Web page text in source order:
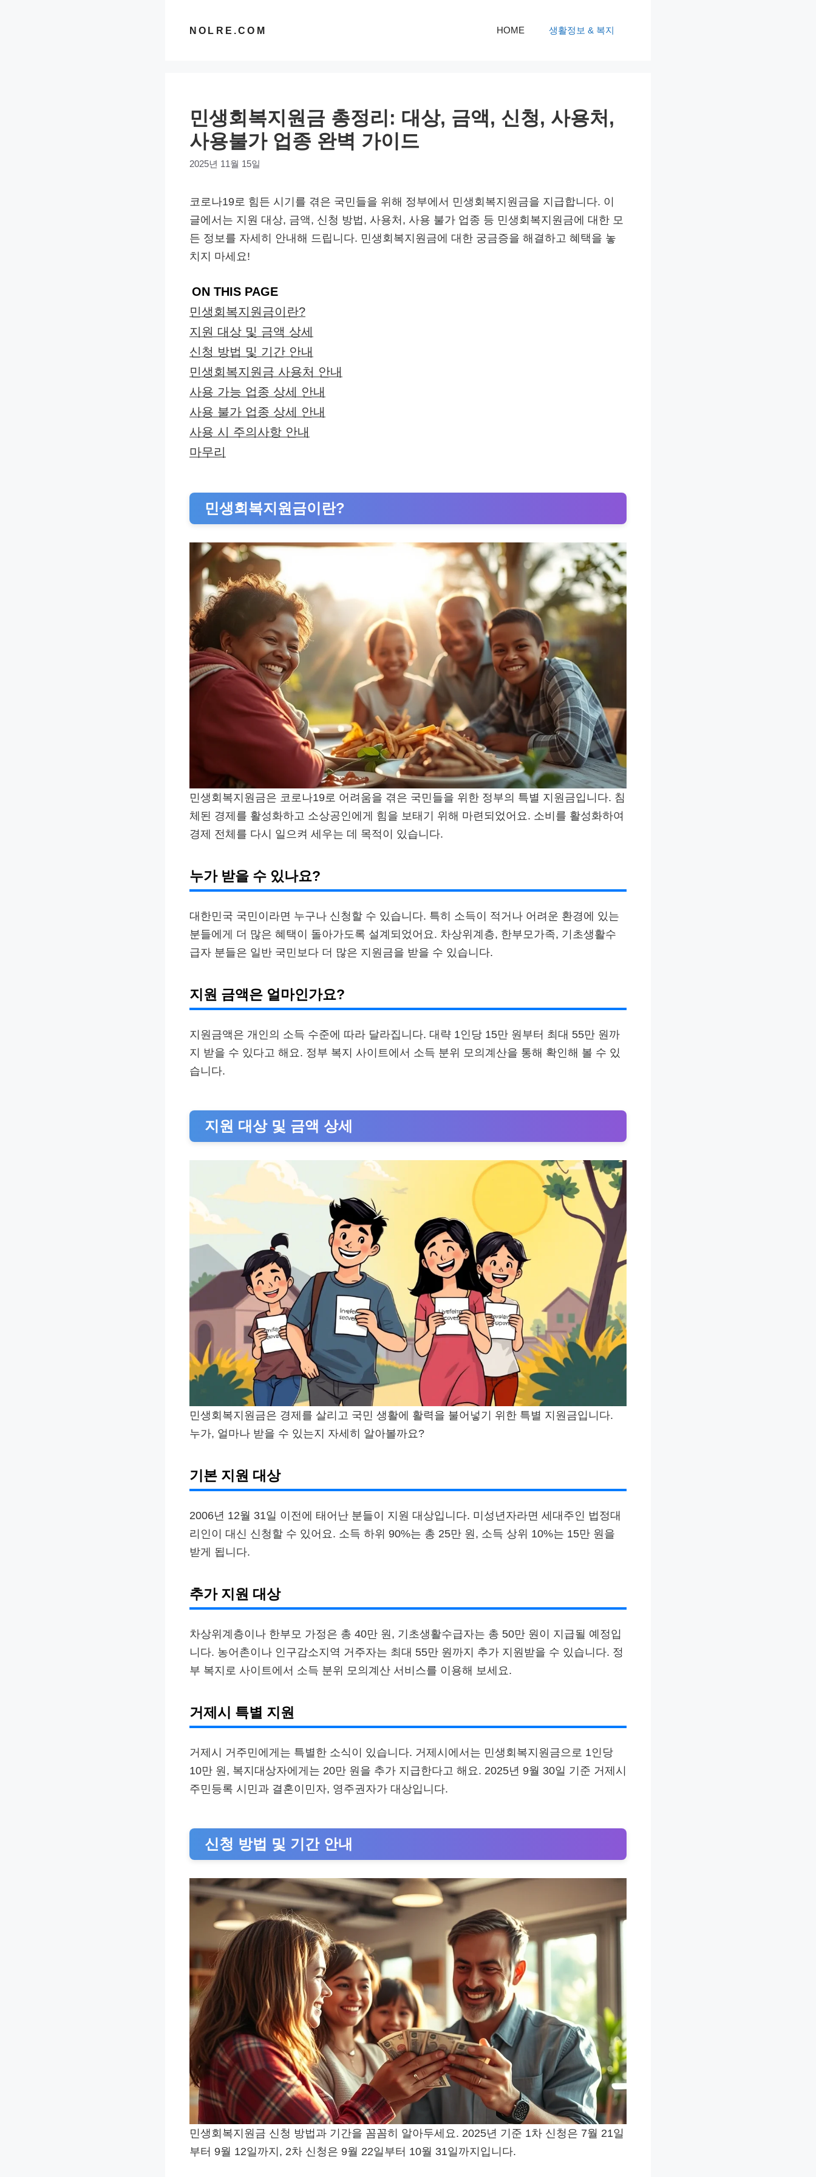
NOLRE.COM HOME 생활정보 & 복지
민생회복지원금 총정리: 대상, 금액, 신청, 사용처,
사용불가 업종 완벽 가이드
2025년 11월 15일
코로나19로 힘든 시기를 겪은 국민들을 위해 정부에서 민생회복지원금을 지급합니다. 이
글에서는 지원 대상, 금액, 신청 방법, 사용처, 사용 불가 업종 등 민생회복지원금에 대한 모
든 정보를 자세히 안내해 드립니다. 민생회복지원금에 대한 궁금증을 해결하고 혜택을 놓
치지 마세요!
ON THIS PAGE
민생회복지원금이란?
지원 대상 및 금액 상세
신청 방법 및 기간 안내
민생회복지원금 사용처 안내
사용 가능 업종 상세 안내
사용 불가 업종 상세 안내
사용 시 주의사항 안내
마무리
민생회복지원금이란?
민생회복지원금은 코로나19로 어려움을 겪은 국민들을 위한 정부의 특별 지원금입니다. 침
체된 경제를 활성화하고 소상공인에게 힘을 보태기 위해 마련되었어요. 소비를 활성화하여
경제 전체를 다시 일으켜 세우는 데 목적이 있습니다.
누가 받을 수 있나요?
대한민국 국민이라면 누구나 신청할 수 있습니다. 특히 소득이 적거나 어려운 환경에 있는
분들에게 더 많은 혜택이 돌아가도록 설계되었어요. 차상위계층, 한부모가족, 기초생활수
급자 분들은 일반 국민보다 더 많은 지원금을 받을 수 있습니다.
지원 금액은 얼마인가요?
지원금액은 개인의 소득 수준에 따라 달라집니다. 대략 1인당 15만 원부터 최대 55만 원까
지 받을 수 있다고 해요. 정부 복지 사이트에서 소득 분위 모의계산을 통해 확인해 볼 수 있
습니다.
지원 대상 및 금액 상세
민생회복지원금은 경제를 살리고 국민 생활에 활력을 불어넣기 위한 특별 지원금입니다.
누가, 얼마나 받을 수 있는지 자세히 알아볼까요?
기본 지원 대상
2006년 12월 31일 이전에 태어난 분들이 지원 대상입니다. 미성년자라면 세대주인 법정대
리인이 대신 신청할 수 있어요. 소득 하위 90%는 총 25만 원, 소득 상위 10%는 15만 원을
받게 됩니다.
추가 지원 대상
차상위계층이나 한부모 가정은 총 40만 원, 기초생활수급자는 총 50만 원이 지급될 예정입
니다. 농어촌이나 인구감소지역 거주자는 최대 55만 원까지 추가 지원받을 수 있습니다. 정
부 복지로 사이트에서 소득 분위 모의계산 서비스를 이용해 보세요.
거제시 특별 지원
거제시 거주민에게는 특별한 소식이 있습니다. 거제시에서는 민생회복지원금으로 1인당
10만 원, 복지대상자에게는 20만 원을 추가 지급한다고 해요. 2025년 9월 30일 기준 거제시
주민등록 시민과 결혼이민자, 영주권자가 대상입니다.
신청 방법 및 기간 안내
민생회복지원금 신청 방법과 기간을 꼼꼼히 알아두세요. 2025년 기준 1차 신청은 7월 21일
부터 9월 12일까지, 2차 신청은 9월 22일부터 10월 31일까지입니다.